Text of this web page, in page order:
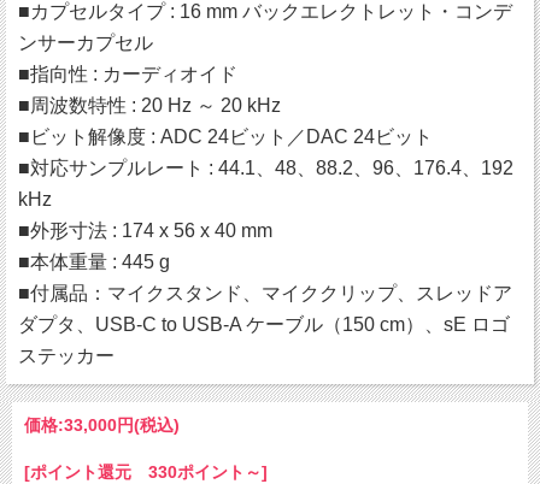
■カプセルタイプ : 16 mm バックエレクトレット・コンデ
ンサーカプセル
■指向性 : カーディオイド
■周波数特性 : 20 Hz ～ 20 kHz
■ビット解像度 : ADC 24ビット／DAC 24ビット
■対応サンプルレート : 44.1、48、88.2、96、176.4、192
kHz
■外形寸法 : 174 x 56 x 40 mm
■本体重量 : 445 g
■付属品：マイクスタンド、マイククリップ、スレッドア
ダプタ、USB-C to USB-A ケーブル（150 cm）、sE ロゴ
ステッカー
価格:33,000円(税込)
[ポイント還元 330ポイント～]